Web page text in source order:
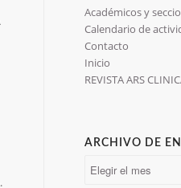
Académicos y
Calendario de
Contacto
Inicio
REVISTA ARS
ARCHIVO DE